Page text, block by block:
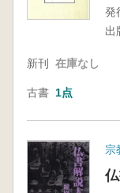
発
出
新刊 在庫なし
古書 1点
宗